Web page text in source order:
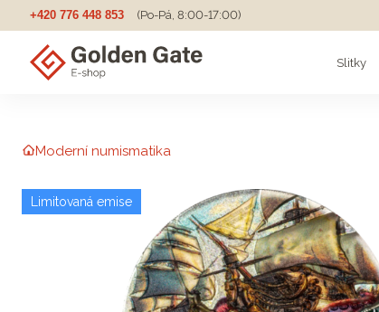
+420 776 448 853 (Po-Pá, 8:00-17:00)
Slitky
Moderní numismatika
Limitovaná emise